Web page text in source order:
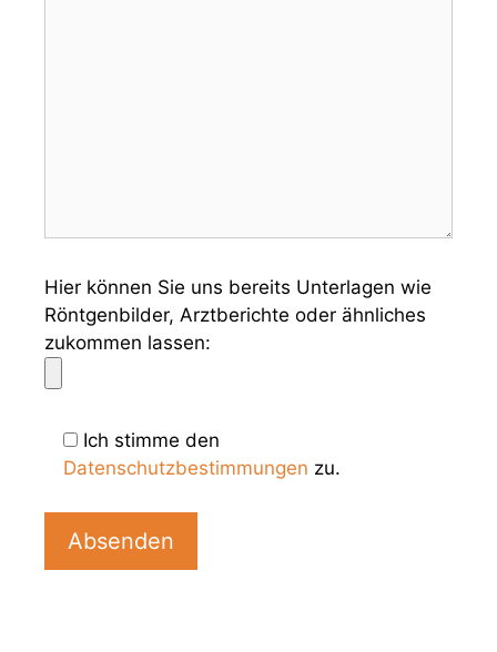
Hier können Sie uns bereits Unterlagen wie
Röntgenbilder, Arztberichte oder ähnliches
zukommen lassen:
Ich stimme den
Datenschutzbestimmungen zu.